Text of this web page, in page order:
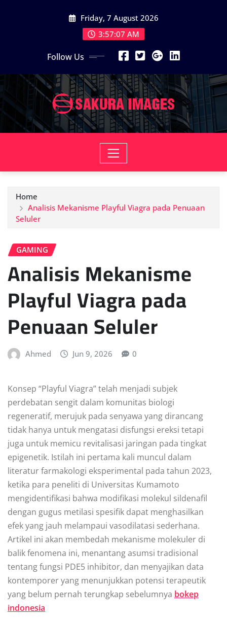
Friday, 7 August 2026
3:57:07 AM
Follow Us
Home
Analisis Mekanisme Playful Viagra pada Penuaan
Seluler
GAMING
Analisis Mekanisme
Playful Viagra pada
Penuaan Seluler
Ahmed Jun 9, 2026 0
Konsep “Playful Viagra” telah menjadi subjek
perdebatan sengit dalam komunitas biologi
regeneratif, merujuk pada senyawa yang dirancang
tidak hanya untuk mengatasi disfungsi ereksi tetapi
juga untuk memicu revitalisasi jaringan pada tingkat
epigenetik. Istilah ini pertama kali muncul dalam
literatur farmakologi eksperimental pada tahun 2023,
ketika para peneliti di Universitas Kumamoto
mengidentifikasi bahwa modifikasi molekul sildenafil
dengan gugus metilasi spesifik dapat menghasilkan
efek yang jauh melampaui vasodilatasi sederhana.
Artikel ini akan membedah mekanisme molekuler di
balik fenomena ini, menantang asumsi tradisional
tentang fungsi PDE5 inhibitor, dan menyajikan data
kontemporer yang menunjukkan potensi terapeutik
yang belum pernah terungkap sebelumnya bokep
indonesia